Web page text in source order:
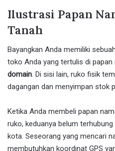
Ilustrasi Papan
Tanah
Bayangkan Anda memiliki
toko Anda yang tertulis di
domain. Di sisi lain, ruko fisik
dagangan dan menyimpan stok
Ketika Anda membeli papan
ruko, keduanya belum
kota. Seseorang yang mencari
membutuhkan koordinat GPS